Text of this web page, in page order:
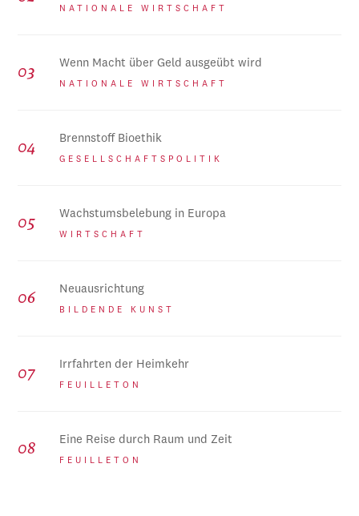
NATIONALE WIRTSCHAFT
Wenn Macht über Geld ausgeübt wird
NATIONALE WIRTSCHAFT
Brennstoff Bioethik
GESELLSCHAFTSPOLITIK
Wachstumsbelebung in Europa
WIRTSCHAFT
Neuausrichtung
BILDENDE KUNST
Irrfahrten der Heimkehr
FEUILLETON
Eine Reise durch Raum und Zeit
FEUILLETON